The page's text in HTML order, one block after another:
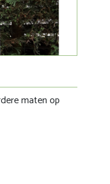
maten op